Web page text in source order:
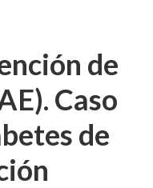
de
Caso
de